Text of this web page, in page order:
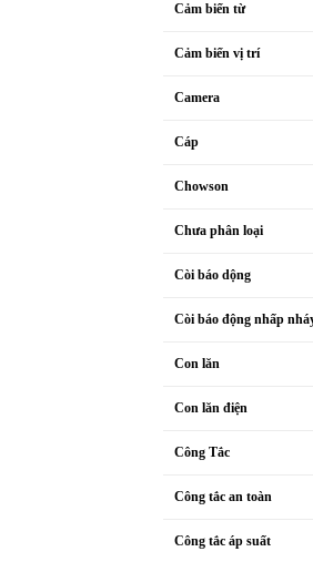
Cảm biến từ
Cảm biến vị trí
Camera
Cáp
Chowson
Chưa phân loại
Còi báo dộng
Còi báo động nhấp
Con lăn
Con lăn điện
Công Tắc
Công tắc an toàn
Công tắc áp suất